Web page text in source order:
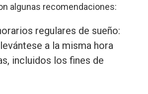
algunas recomendaciones:
regulares de sueño:
a la misma hora
incluidos los fines de